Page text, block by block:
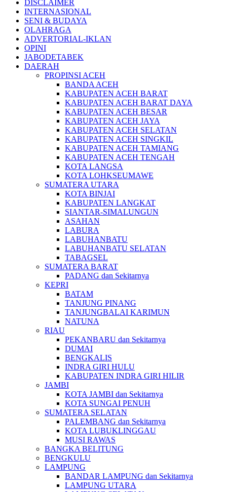
DISCLAIMER
INTERNASIONAL
SENI & BUDAYA
OLAHRAGA
ADVERTORIAL-IKLAN
OPINI
JABODETABEK
DAERAH
PROPINSI ACEH
BANDA ACEH
KABUPATEN ACEH BARAT
KABUPATEN ACEH BARAT DAYA
KABUPATEN ACEH BESAR
KABUPATEN ACEH JAYA
KABUPATEN ACEH SELATAN
KABUPATEN ACEH SINGKIL
KABUPATEN ACEH TAMIANG
KABUPATEN ACEH TENGAH
KOTA LANGSA
KOTA LOHKSEUMAWE
SUMATERA UTARA
KOTA BINJAI
KABUPATEN LANGKAT
SIANTAR-SIMALUNGUN
ASAHAN
LABURA
LABUHANBATU
LABUHANBATU SELATAN
TABAGSEL
SUMATERA BARAT
PADANG dan Sekitarnya
KEPRI
BATAM
TANJUNG PINANG
TANJUNGBALAI KARIMUN
NATUNA
RIAU
PEKANBARU dan Sekitarnya
DUMAI
BENGKALIS
INDRA GIRI HULU
KABUPATEN INDRA GIRI HILIR
JAMBI
KOTA JAMBI dan Sekitarnya
KOTA SUNGAI PENUH
SUMATERA SELATAN
PALEMBANG dan Sekitarnya
KOTA LUBUKLINGGAU
MUSI RAWAS
BANGKA BELITUNG
BENGKULU
LAMPUNG
BANDAR LAMPUNG dan Sekitarnya
LAMPUNG UTARA